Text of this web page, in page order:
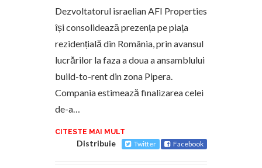
Dezvoltatorul israelian AFI Properties
își consolidează prezența pe piața
rezidențială din România, prin avansul
lucrărilor la faza a doua a ansamblului
build-to-rent din zona Pipera.
Compania estimează finalizarea celei
de-a…
CITESTE MAI MULT
Distribuie Twitter Facebook